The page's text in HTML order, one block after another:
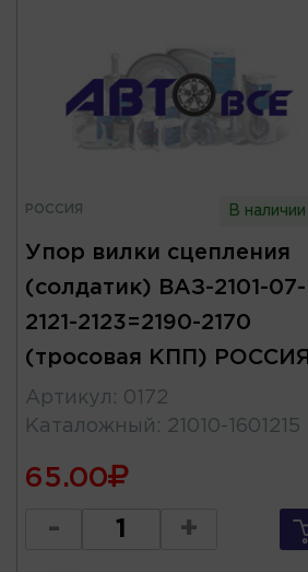
РОССИЯ В наличии
Упор вилки сцепления
(солдатик) ВАЗ-2101-07-
2121-2123=2190-2170
(тросовая КПП) РОССИЯ
Артикул : 0172
Каталожный : 21010-1601215
65.00
- +